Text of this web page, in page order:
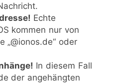
Echte
kommen nur von
„@ionos.de“ oder
In diesem Fall
der angehängten